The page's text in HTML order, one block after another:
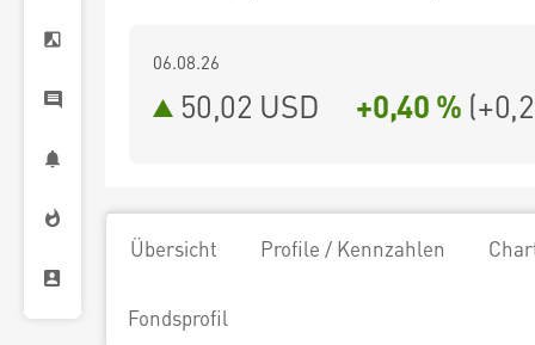
06.08.26
50,02 USD +0,40 % (
Übersicht Profile / Kennzahlen
Fondsprofil